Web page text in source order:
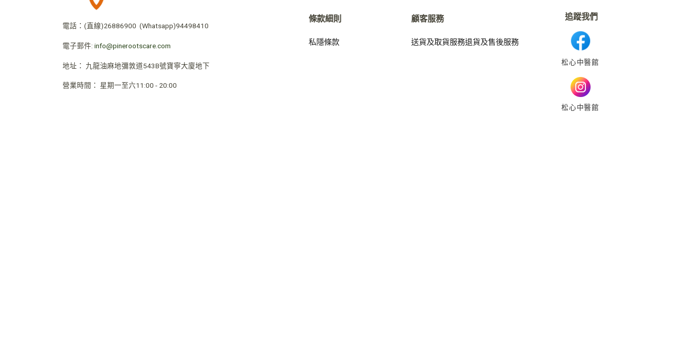
電話： (直線)26886900 (Whatsapp)94498410
電子郵件: info@pinerootscare.com
地址： 九龍油麻地彌敦道543B號寶寧大廈地下
營業時間 ： 星期一至六11:00 - 20:00
條款細則
私隱條款
顧客服務
送貨及取貨服務退貨及售後服務
追蹤我們
松心中醫館
松心中醫館